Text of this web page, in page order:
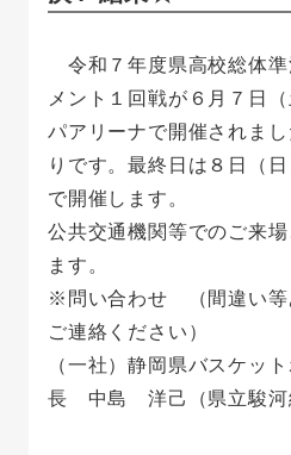
令和７年度県高校総体準
メント１回戦が６月７日
パアリーナで開催されま
りです。最終日は８日（
で開催します。
公共交通機関等でのご来
ます。
※問い合わせ （間違い等
ご連絡ください）
（一社）静岡県バスケッ
長 中島 洋己（県立駿河